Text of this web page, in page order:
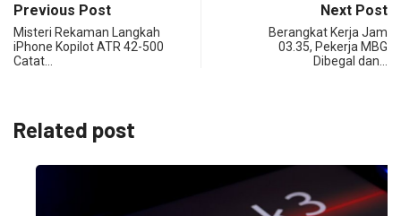
Previous Post
Misteri Rekaman Langkah
iPhone Kopilot ATR 42-500
Catat…
Next Post
Berangkat Kerja Jam
03.35, Pekerja MBG
Dibegal dan…
Related post